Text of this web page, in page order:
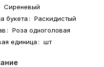
Сиреневый
букета: Раскидистый
: Роза одноголовая
единица: шт